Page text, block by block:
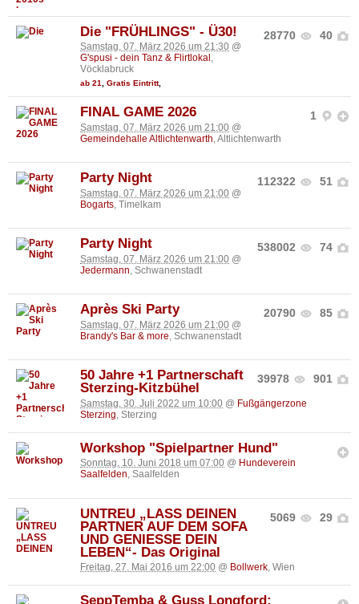
28770 40
Die "FRÜHLINGS" - Ü30!
Samstag, 07. März 2026 um 21:30 @
G'spusi - dein Tanz & Flirtlokal ,
Vöcklabruck
ab 21, Gratis Eintritt,
1
FINAL GAME 2026
Samstag, 07. März 2026 um 21:00 @
Gemeindehalle Altlichtenwarth , Altlichtenwarth
112322 51
Party Night
Samstag, 07. März 2026 um 21:00 @
Bogarts , Timelkam
538002 74
Party Night
Samstag, 07. März 2026 um 21:00 @
Jedermann , Schwanenstadt
20790 85
Après Ski Party
Samstag, 07. März 2026 um 21:00 @
Brandy's Bar & more , Schwanenstadt
39978 901
50 Jahre +1 Partnerschaft
Sterzing-Kitzbühel
Samstag, 30. Juli 2022 um 10:00 @ Fußgängerzone
Sterzing , Sterzing
Workshop "Spielpartner Hund"
Sonntag, 10. Juni 2018 um 07:00 @ Hundeverein
Saalfelden, Saalfelden
5069 29
UNTREU „LASS DEINEN
PARTNER AUF DEM SOFA
UND GENIESSE DEIN
LEBEN“- Das Original
Freitag, 27. Mai 2016 um 22:00 @ Bollwerk, Wien
SeppTemba & Guss Longford: